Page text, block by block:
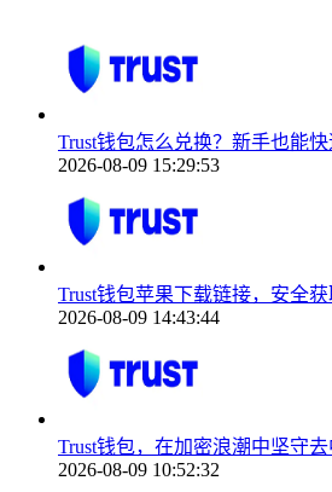
Trust钱包怎么兑换？新手也能
2026-08-09 15:29:53
Trust钱包苹果下载链接，安全
2026-08-09 14:43:44
Trust钱包，在加密浪潮中坚守
2026-08-09 10:52:32